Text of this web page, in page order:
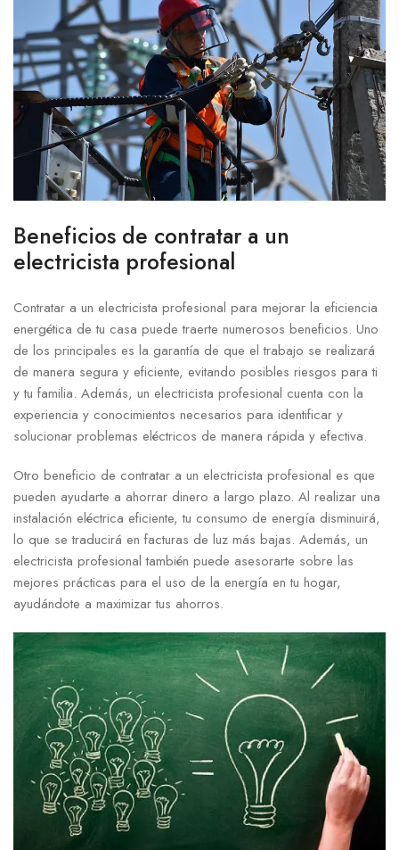
Beneficios de contratar a un
electricista profesional
Contratar a un electricista profesional para mejorar la eficiencia
energética de tu casa puede traerte numerosos beneficios. Uno
de los principales es la garantía de que el trabajo se realizará
de manera segura y eficiente, evitando posibles riesgos para ti
y tu familia. Además, un electricista profesional cuenta con la
experiencia y conocimientos necesarios para identificar y
solucionar problemas eléctricos de manera rápida y efectiva.
Otro beneficio de contratar a un electricista profesional es que
pueden ayudarte a ahorrar dinero a largo plazo. Al realizar una
instalación eléctrica eficiente, tu consumo de energía disminuirá,
lo que se traducirá en facturas de luz más bajas. Además, un
electricista profesional también puede asesorarte sobre las
mejores prácticas para el uso de la energía en tu hogar,
ayudándote a maximizar tus ahorros.